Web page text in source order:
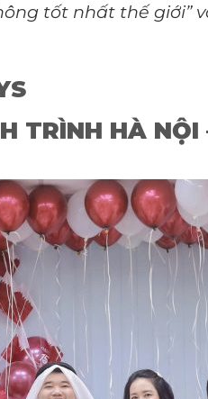
tốt nhất thế giới”
TRÌNH HÀ NỘI